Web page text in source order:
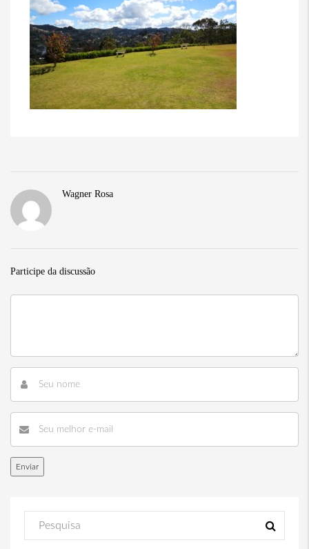
Wagner Rosa
Participe da discussão